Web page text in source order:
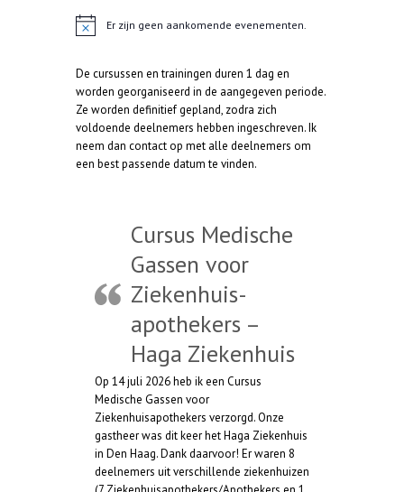
c
h
t
Er zijn geen aankomende evenementen.
De cursussen en trainingen duren 1 dag en
worden georganiseerd in de aangegeven periode.
Ze worden definitief gepland, zodra zich
voldoende deelnemers hebben ingeschreven. Ik
neem dan contact op met alle deelnemers om
een best passende datum te vinden.
Cursus Medische
Gassen voor
Ziekenhuis-
apothekers –
Haga Ziekenhuis
Op 14 juli 2026 heb ik een Cursus
Medische Gassen voor
Ziekenhuisapothekers verzorgd. Onze
gastheer was dit keer het Haga Ziekenhuis
in Den Haag. Dank daarvoor! Er waren 8
deelnemers uit verschillende ziekenhuizen